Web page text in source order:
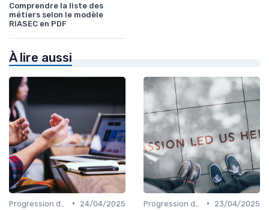
Comprendre la liste des
métiers selon le modèle
RIASEC en PDF
À lire aussi
•
24/04/2025
•
23/04/2025